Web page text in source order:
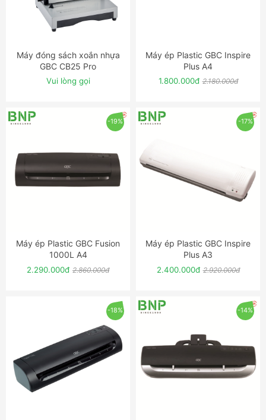
ĐẶT NGAY
Máy đóng sách xoắn nhựa
GBC CB25 Pro
Vui lòng gọi
ĐẶT NGAY
Máy ép Plastic GBC Inspire
Plus A4
1.800.000đ 2.180.000đ
-19%
ĐẶT NGAY
Máy ép Plastic GBC Fusion
1000L A4
2.290.000đ 2.860.000đ
-17%
ĐẶT NGAY
Máy ép Plastic GBC Inspire
Plus A3
2.400.000đ 2.920.000đ
-18% -14%